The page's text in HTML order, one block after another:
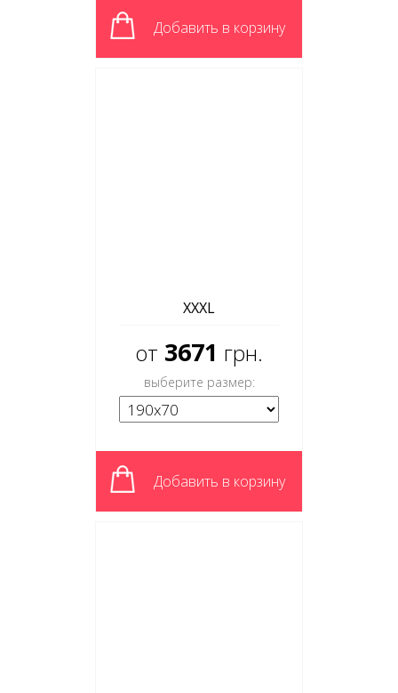
Добавить в корзину
XXXL
от 3671 грн.
выберите размер:
Добавить в корзину